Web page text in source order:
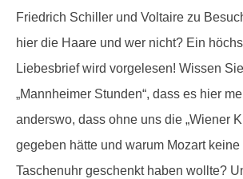
Friedrich Schiller und Voltaire zu
hier die Haare und wer nicht? Ein
Liebesbrief wird vorgelesen! Wissen
„Mannheimer Stunden“, dass es hier
anderswo, dass ohne uns die „Wiener
gegeben hätte und warum Mozart
Taschenuhr geschenkt haben wollte?